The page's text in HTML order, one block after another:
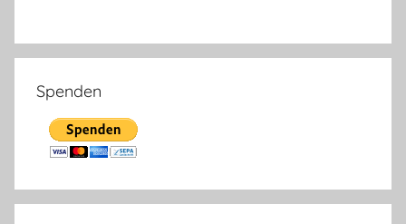
Spenden